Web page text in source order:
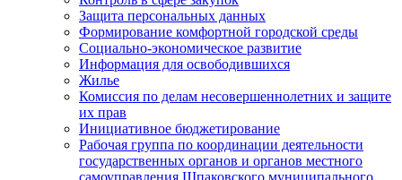
Защита персональных данных
Формирование комфортной городской среды
Социально-экономическое развитие
Информация для освободившихся
Жилье
Комиссия по делам несовершеннолетних и защите
их прав
Инициативное бюджетирование
Рабочая группа по координации деятельности
государственных органов и органов местного